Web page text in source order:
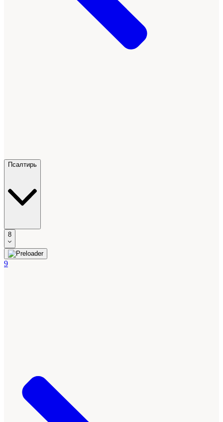
Псалтирь
8
9